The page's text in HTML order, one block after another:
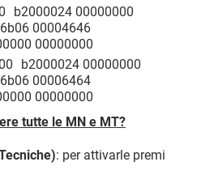
b2000024 00000000
00004646
00000000
b2000024 00000000
00006464
00000000
tutte le MN e MT?
: per attivarle premi